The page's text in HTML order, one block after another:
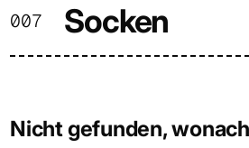
007 Socken
Nicht gefunden,